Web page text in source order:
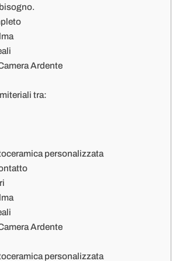
Ardente
tra:
personalizzata
Ardente
personalizzata